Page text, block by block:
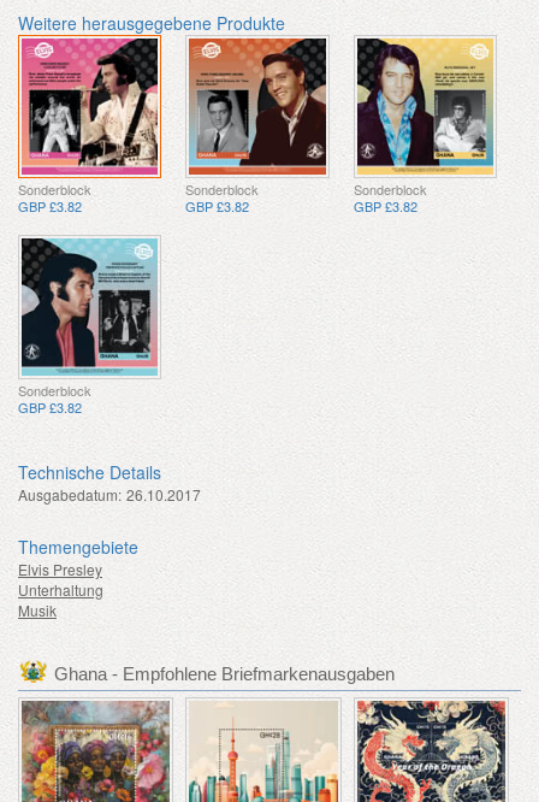
Weitere herausgegebene Produkte
Sonderblock
GBP £3.82
Sonderblock
GBP £3.82
Sonderblock
GBP £3.82
Sonderblock
GBP £3.82
Technische Details
Ausgabedatum: 26.10.2017
Themengebiete
Elvis Presley
Unterhaltung
Musik
Ghana - Empfohlene Briefmarkenausgaben